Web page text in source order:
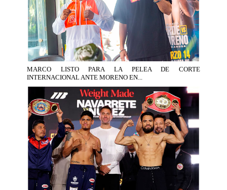
MARCO LISTO PARA LA PELEA DE CORTE
INTERNACIONAL ANTE MORENO EN...